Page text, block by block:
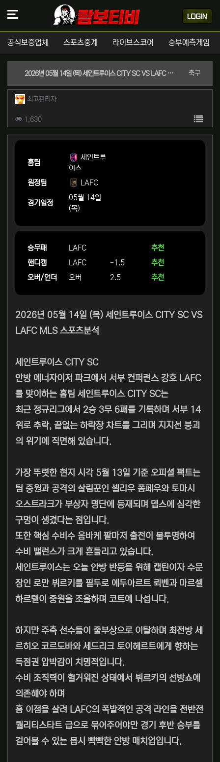
공식보증업체 스포츠중계 라이브스코어 승부예측게임
2026년 05월 14일 (목) 세인트루이스 CITY SC VS LAFC MLS 스포츠분석 축구분류
작성자 정보
최고관리자작성
컨텐츠 정보
1,630조회 목록
본문
홈팀
세인트루
이스
원정팀
LAFC
경기일정
05월 14일
(목)
승무패 LAFC
추천
핸디캡
LAFC -1.5
추천
오버/언더
오버 2.5 추천
2026년 05월 14일 (목) 세인트루이스 CITY SC VS
LAFC MLS 스포츠분석
세인트루이스 CITY SC
안방 에너자이저 파크에서 서부 컨퍼런스 강호 LAFC
를 맞이하는 홈팀 세인트루이스 CITY SC는
최근 정규리그에서 2승 3무 6패를 기록하며 서부 14
위로 추락, 끝없는 하락장 차트를 그리며 지지선 붕괴
의 위기에 직면해 있습니다.
가장 뚜렷한 현지 시각 5월 13일 기준 오피셜 팩트는
팀 중원과 공격의 살림꾼인 셀리우 폼페우와 토마시
오스트라크가 부상자 명단에 등재되며 뎁스에 심각한
구멍이 생겼다는 점입니다.
또한 핵심 수비수 음바케 팔마저 출전이 불투명하여
수비 밸런스가 크게 흔들리고 있습니다.
세인트루이스는 오늘 안방 반등을 위해 캡틴이자 수문
장인 로만 뷔르키를 필두로 에두아르트 뢰벤과 마르셀
하르텔이 중원을 조율하며 코트에 나섭니다.
하지만 주축 선수들이 줄부상으로 이탈하며 최전방 세
르히오 코르도바와 세드리크 토이헤르트에게 향하는
득점권 압박감이 치명적입니다.
수비 조직력이 헐거워진 상태에서 뷔르키의 선방쇼에
의존해야 하며
홈 이점을 살려 LAFC의 폭발적인 공격 라인을 전반전
퀄리티스타트 급으로 묶어주어야만 경기 후반 승부를
걸어볼 수 있는 몹시 빡빡한 안방 매치업입니다.